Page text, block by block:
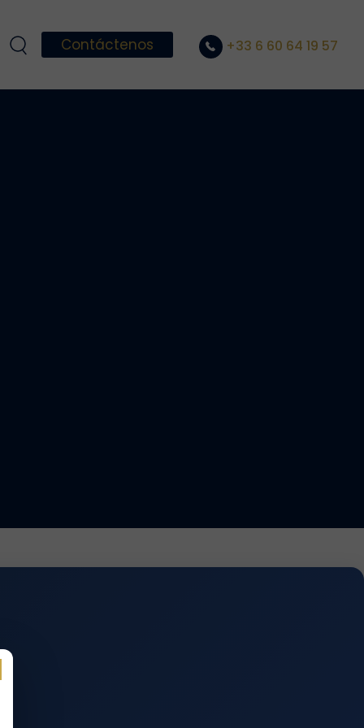
Contáctenos +33 6 60 64 19 57